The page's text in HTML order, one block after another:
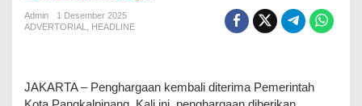
Admin
1 Desember 2025
ADVERTORIAL
HEADLINE
JAKARTA – Penghargaan kembali diterima Pemerintah